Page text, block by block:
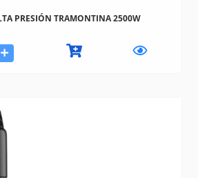
PRESIÓN TRAMONTINA 2500W